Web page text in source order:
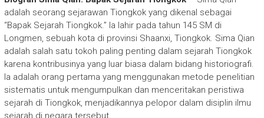
adalah seorang sejarawan Tiongkok yang dikenal sebagai
“Bapak Sejarah Tiongkok.” Ia lahir pada tahun 145 SM di
Longmen, sebuah kota di provinsi Shaanxi, Tiongkok. Sima Qian
adalah salah satu tokoh paling penting dalam sejarah Tiongkok
karena kontribusinya yang luar biasa dalam bidang historiografi.
Ia adalah orang pertama yang menggunakan metode penelitian
sistematis untuk mengumpulkan dan menceritakan peristiwa
sejarah di Tiongkok, menjadikannya pelopor dalam disiplin ilmu